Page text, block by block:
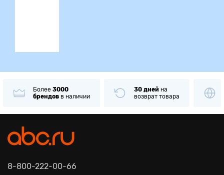
3000
в наличии
30 днейна
возврат товара
товары
8-800-222-00-66